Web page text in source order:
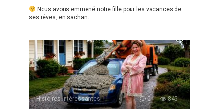
Nous avons emmené notre fille pour les vacances de
ses rêves, en sachant
Histoires Intéressantes 0 845